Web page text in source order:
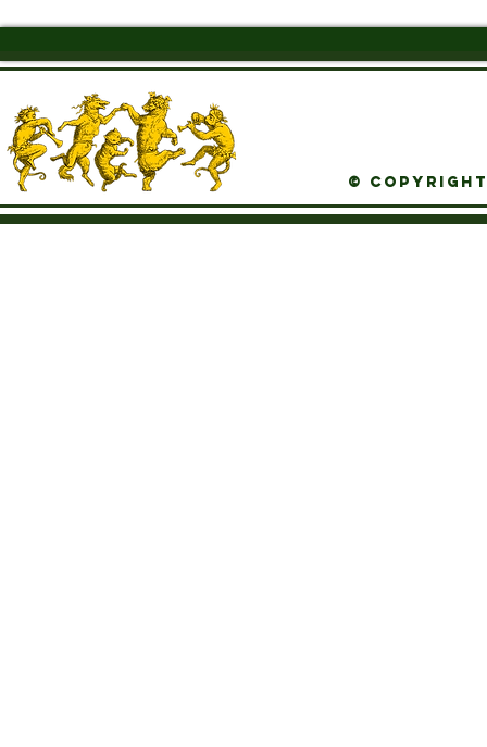
© Copyright